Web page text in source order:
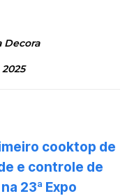
Decora
cooktop de
e controle de
23ª Expo